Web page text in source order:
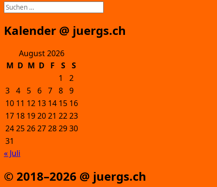
Suchen
nach:
Kalender @ juergs.ch
August 2026
M D M D F S
S
1
2
3 4 5 6 7 8 9
10 11 12 13 14 15 16
17 18 192021 2223
24252627282930
31
« Juli
© 2018–2026 @ juergs.ch